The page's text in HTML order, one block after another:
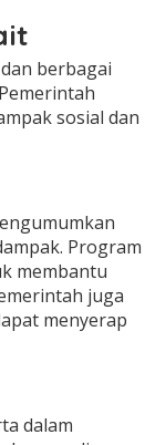
berbagai
sosial dan
Program
membantu
juga
menyerap
dalam